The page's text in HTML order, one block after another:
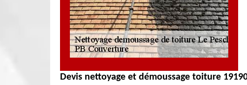
Devis nettoyage et démoussage toiture